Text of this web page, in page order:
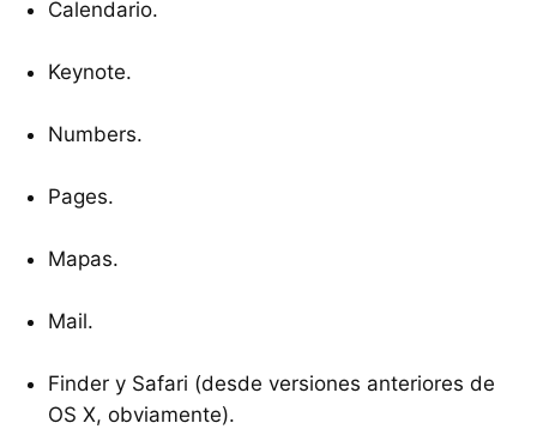
Calendario.
Keynote.
Numbers.
Pages.
Mapas.
Mail.
Finder y Safari (desde versiones anteriores de
OS X, obviamente).